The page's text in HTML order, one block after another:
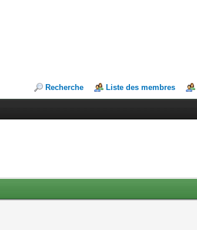
Recherche Liste des membres